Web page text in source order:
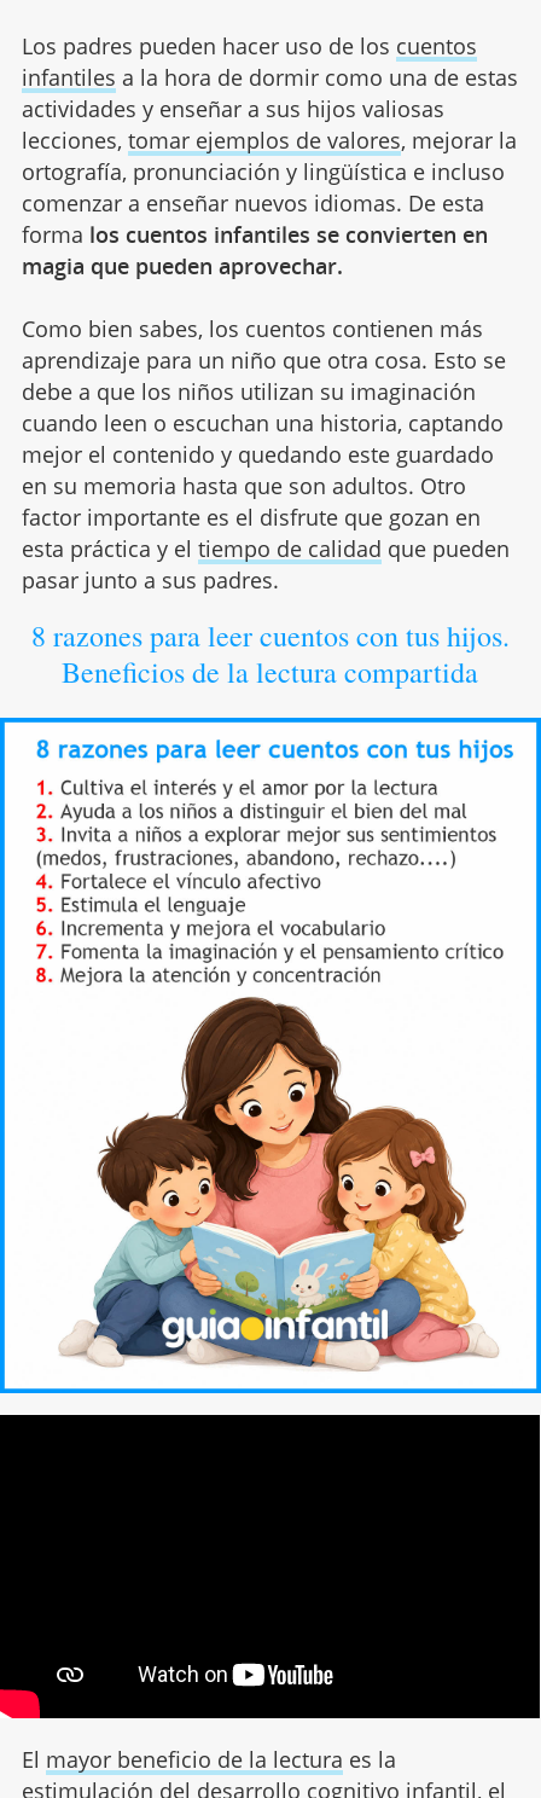
Los padres pueden hacer uso de los cuentos
infantiles a la hora de dormir como una de estas
actividades y enseñar a sus hijos valiosas
lecciones, tomar ejemplos de valores, mejorar la
ortografía, pronunciación y lingüística e incluso
comenzar a enseñar nuevos idiomas. De esta
forma los cuentos infantiles se convierten en
magia que pueden aprovechar.
Como bien sabes, los cuentos contienen más
aprendizaje para un niño que otra cosa. Esto se
debe a que los niños utilizan su imaginación
cuando leen o escuchan una historia, captando
mejor el contenido y quedando este guardado
en su memoria hasta que son adultos. Otro
factor importante es el disfrute que gozan en
esta práctica y el tiempo de calidad que pueden
pasar junto a sus padres.
8 razones para leer cuentos con tus hijos.
Beneficios de la lectura compartida
El mayor beneficio de la lectura es la
estimulación del desarrollo cognitivo infantil, el